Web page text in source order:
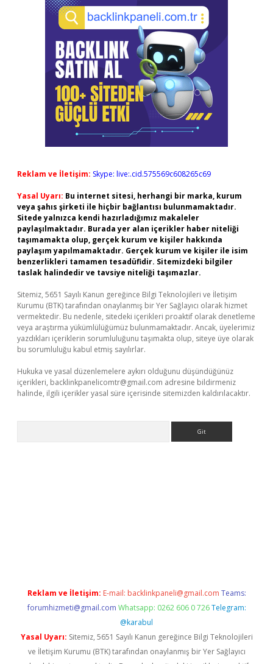
Reklam ve İletişim: Skype: live:.cid.575569c608265c69
Yasal Uyarı: Bu internet sitesi, herhangi bir marka, kurum
veya şahıs şirketi ile hiçbir bağlantısı bulunmamaktadır.
Sitede yalnızca kendi hazırladığımız makaleler
paylaşılmaktadır. Burada yer alan içerikler haber niteliği
taşımamakta olup, gerçek kurum ve kişiler hakkında
paylaşım yapılmamaktadır. Gerçek kurum ve kişiler ile isim
benzerlikleri tamamen tesadüfidir. Sitemizdeki bilgiler
taslak halindedir ve tavsiye niteliği taşımazlar.
Sitemiz, 5651 Sayılı Kanun gereğince Bilgi Teknolojileri ve İletişim
Kurumu (BTK) tarafından onaylanmış bir Yer Sağlayıcı olarak hizmet
vermektedir. Bu nedenle, sitedeki içerikleri proaktif olarak denetleme
veya araştırma yükümlülüğümüz bulunmamaktadır. Ancak, üyelerimiz
yazdıkları içeriklerin sorumluluğunu taşımakta olup, siteye üye olarak
bu sorumluluğu kabul etmiş sayılırlar.
Hukuka ve yasal düzenlemelere aykırı olduğunu düşündüğünüz
içerikleri, backlinkpanelicomtr@gmail.com adresine bildirmeniz
halinde, ilgili içerikler yasal süre içerisinde sitemizden kaldırılacaktır.
Reklam ve İletişim: E-mail: backlinkpaneli@gmail.com Teams:
forumhizmeti@gmail.com Whatsapp: 0262 606 0 726 Telegram:
@karabul
Yasal Uyarı: Sitemiz, 5651 Sayılı Kanun gereğince Bilgi Teknolojileri
ve İletişim Kurumu (BTK) tarafından onaylanmış bir Yer Sağlayıcı